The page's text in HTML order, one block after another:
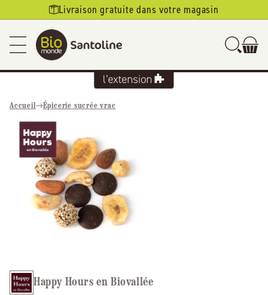
Ignorer et
passer au Livraison gratuite dans votre magasin
Accueil Épicerie sucrée vrac
Passer aux
informations
produits
Happy Hours en Biovallée